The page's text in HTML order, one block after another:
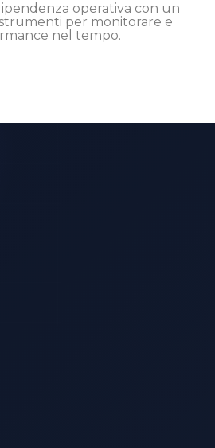
operativa con un
per monitorare e
nel tempo.